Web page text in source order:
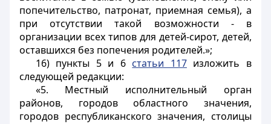
попечительство, патронат, приемная семья), а
при отсутствии такой возможности - в
организации всех типов для детей-сирот, детей,
оставшихся без попечения родителей.»;
16) пункты 5 и 6 статьи 117изложить в
следующей редакции:
«5. Местный исполнительный орган
районов, городов областного значения,
городов республиканского значения, столицы